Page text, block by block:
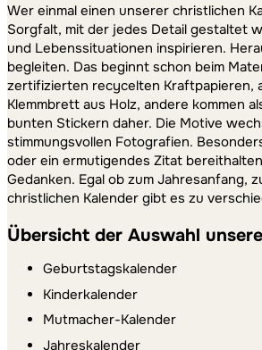
Wer einmal einen unserer christlichen
Sorgfalt, mit der jedes Detail gestaltet
und Lebenssituationen inspirieren.
begleiten. Das beginnt schon beim
zertifizierten recycelten Kraftpapieren,
Klemmbrett aus Holz, andere kommen
bunten Stickern daher. Die Motive
stimmungsvollen Fotografien.
oder ein ermutigendes Zitat
Gedanken. Egal ob zum Jahresanfang,
christlichen Kalender gibt es zu
Übersicht der Auswahl
Geburtstagskalender
Kinderkalender
Mutmacher-Kalender
Jahreskalender